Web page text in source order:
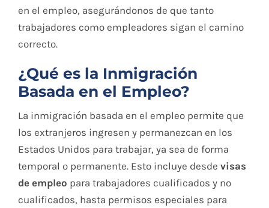
en el empleo, asegurándonos de que tanto
trabajadores como empleadores sigan el camino
correcto.
¿Qué es la Inmigración
Basada en el Empleo?
La inmigración basada en el empleo permite que
los extranjeros ingresen y permanezcan en los
Estados Unidos para trabajar, ya sea de forma
temporal o permanente. Esto incluye desde visas
de empleo para trabajadores cualificados y no
cualificados, hasta permisos especiales para